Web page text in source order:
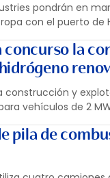
pondrán en
con el puerto
concurso la
construcción y
vehículos de 2
pila de